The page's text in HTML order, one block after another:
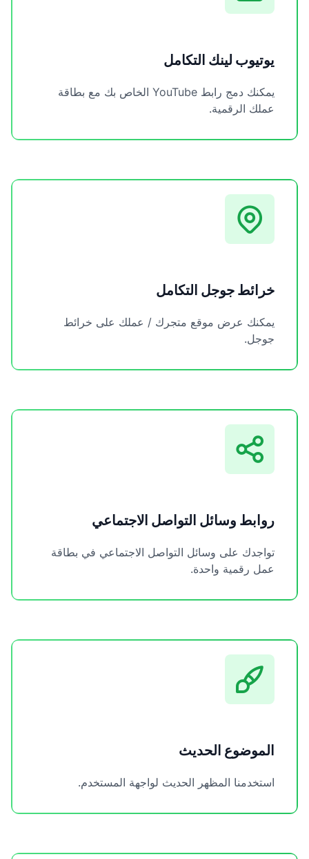
يوتيوب لينك التكامل
يمكنك دمج رابط YouTube الخاص بك مع بطاقة
عملك الرقمية.
خرائط جوجل التكامل
يمكنك عرض موقع متجرك / عملك على خرائط
جوجل.
روابط وسائل التواصل الاجتماعي
تواجدك على وسائل التواصل الاجتماعي في بطاقة
عمل رقمية واحدة.
الموضوع الحديث
استخدمنا المظهر الحديث لواجهة المستخدم.